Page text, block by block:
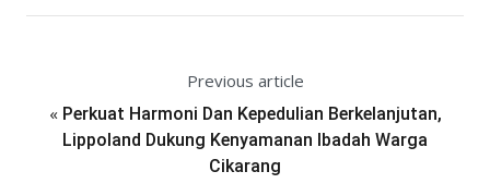
Previous article
« Perkuat Harmoni Dan Kepedulian Berkelanjutan,
Lippoland Dukung Kenyamanan Ibadah Warga
Cikarang